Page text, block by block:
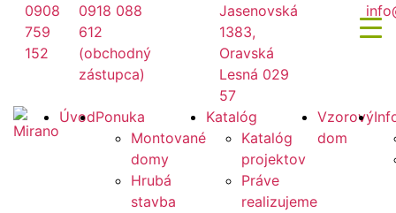
Preskočiť
obsah
0908
759
152
0918 088
612
(obchodný
zástupca)
Jasenovská
1383,
Oravská
Lesná 029
57
Mirano
ÚvodPonuka
Montované
domy
Hrubá
stavba
Katalóg
Katalóg
projektov
Práve
realizujeme
Vzorový
dom